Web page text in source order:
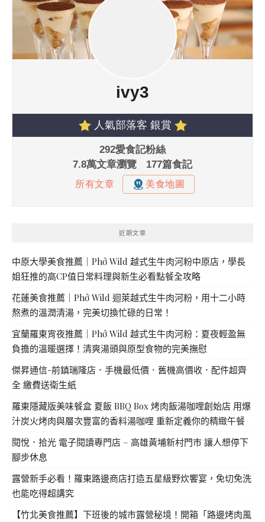
近期文章
中原大學美食推薦｜Phở Wild 越式生牛肉河粉中原店，學長
姐狂推的高CP值日常料理與新生必看點餐全攻略
花蓮美食推薦｜Phở Wild 迴萊越式生牛肉河粉，用十二小時
熬煮的溫潤清湯，完美切換忙碌的日常！
宜蘭羅東宵夜推薦｜Phở Wild 越式生牛肉河粉：夏夜輕盈無
負擔的溫暖選擇！清爽湯頭與原型食物的完美撫慰
傑昇通信-前鎮瑞隆店．手機最低價．舊機高價收．配件超齊
全 繳費送衛生紙
羅東隱藏版美味餐盒 夏飯 BBQ Box 烤肉飯湯咖哩創始店 用爆
汁炭火烤肉與層次豐富的香料湯咖哩 重新定義你的精緻午餐
閱悅．拾光 電子閱讀專門店 – 高雄黃埔新村門市 讓人想停下
腳步休息
露營新手必看！羅東路邊商店打造五星級野炊饗宴，免切免洗
也能吃得超講究
【竹北美食推薦】下班後的城市露營秘境！開箱「路邊烤肉風